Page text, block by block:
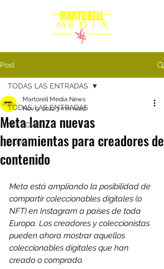
Post
TODAS LAS ENTRADAS
NOTICIAS
BLOG
TODAS LAS ENTRADAS
Meta lanza nuevas
herramientas para creadores de
contenido
Martorell Media News
Nov 9, 20223 min read
Meta está ampliando la posibilidad de
compartir coleccionables digitales (o
NFT) en Instagram a países de toda
Europa. Los creadores y coleccionistas
pueden ahora mostrar aquellos
coleccionables digitales que han
creado o comprado.